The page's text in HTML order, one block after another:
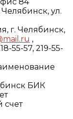
84
ул.
г. Челябинск,
,
55-57, 219-55-
БИК
счет